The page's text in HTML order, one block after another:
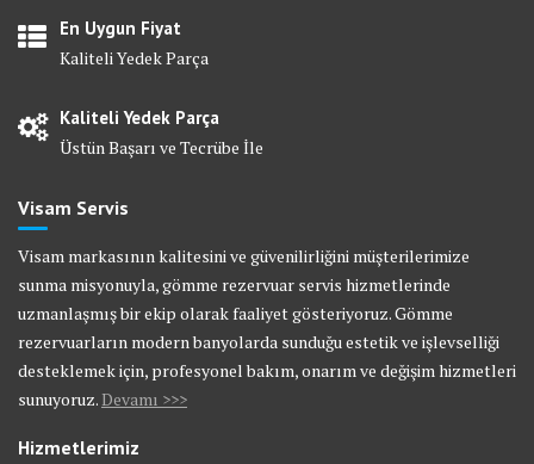
En Uygun Fiyat
Kaliteli Yedek Parça
Kaliteli Yedek Parça
Üstün Başarı ve Tecrübe İle
Visam Servis
Visam markasının kalitesini ve güvenilirliğini müşterilerimize
sunma misyonuyla, gömme rezervuar servis hizmetlerinde
uzmanlaşmış bir ekip olarak faaliyet gösteriyoruz. Gömme
rezervuarların modern banyolarda sunduğu estetik ve işlevselliği
desteklemek için, profesyonel bakım, onarım ve değişim hizmetleri
sunuyoruz. Devamı >>>
Hizmetlerimiz